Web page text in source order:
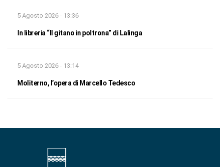
5 Agosto 2026 - 13:36
In libreria “Il gitano in poltrona” di Lalinga
5 Agosto 2026 - 13:14
Moliterno, l’opera di Marcello Tedesco